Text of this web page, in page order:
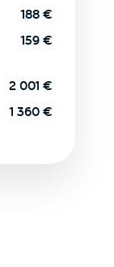
188 €
159 €
2 001 €
1 360 €